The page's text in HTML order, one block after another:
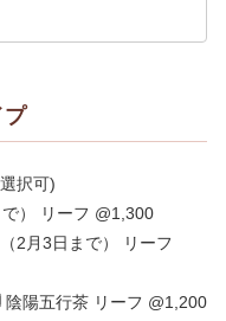
プ
択可)
） リーフ @1,300
2月3日まで） リーフ
陰陽五行茶 リーフ @1,200